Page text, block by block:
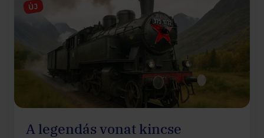
ÚJ
A legendás vonat kincse